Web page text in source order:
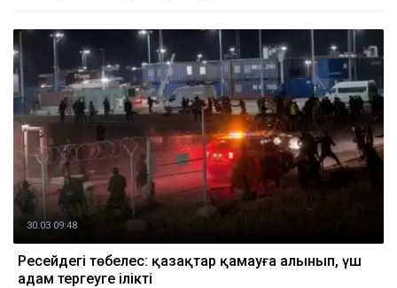
30.03 09:48
Ресейдегі төбелес: қазақтар қамауға алынып, үш
адам тергеуге ілікті